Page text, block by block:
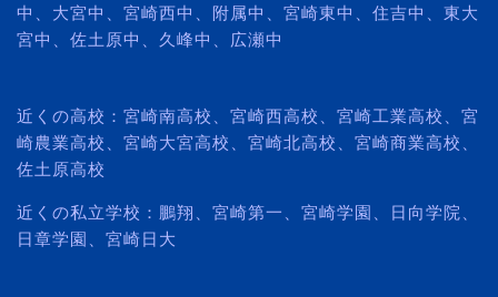
中、大宮中、宮崎西中、附属中、宮崎東中、住吉中、東大
宮中、佐土原中、久峰中、広瀬中
近くの高校：宮崎南高校、宮崎西高校、宮崎工業高校、宮
崎農業高校、宮崎大宮高校、宮崎北高校、宮崎商業高校、
佐土原高校
近くの私立学校：鵬翔、宮崎第一、宮崎学園、日向学院、
日章学園、宮崎日大